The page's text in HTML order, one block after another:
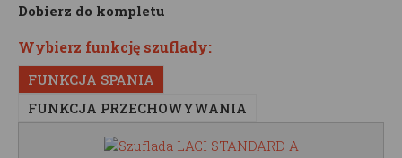
Dobierz do kompletu
Wybierz funkcję szuflady:
FUNKCJA SPANIA
FUNKCJA PRZECHOWYWANIA